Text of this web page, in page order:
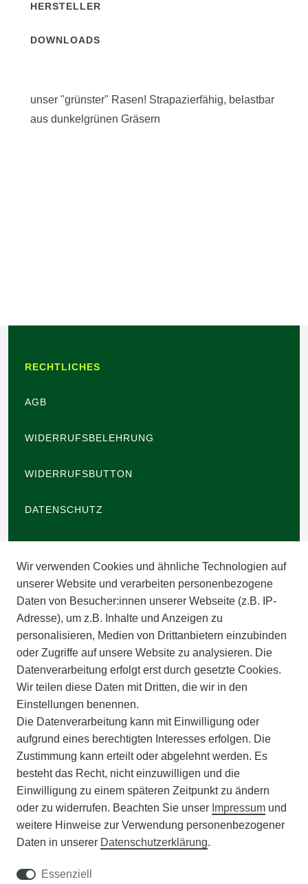
HERSTELLER
DOWNLOADS
unser "grünster" Rasen! Strapazierfähig, belastbar
aus dunkelgrünen Gräsern
RECHTLICHES
AGB
WIDERRUFSBELEHRUNG
WIDERRUFSBUTTON
DATENSCHUTZ
IMPRESSUM
INFORMATIONEN
ZAHLUNGSARTEN
VERSAND
BATTERIEENTSORGUNG
VERANSTALTUNGEN
APOTHEKERSCHRANK
WISSENSWERTES
Wir verwenden Cookies und ähnliche Technologien auf
unserer Website und verarbeiten personenbezogene
Daten von Besucher:innen unserer Webseite (z.B. IP-
Adresse), um z.B. Inhalte und Anzeigen zu
personalisieren, Medien von Drittanbietern einzubinden
oder Zugriffe auf unsere Website zu analysieren. Die
Datenverarbeitung erfolgt erst durch gesetzte Cookies.
Wir teilen diese Daten mit Dritten, die wir in den
Einstellungen benennen.
Die Datenverarbeitung kann mit Einwilligung oder
aufgrund eines berechtigten Interesses erfolgen. Die
Zustimmung kann erteilt oder abgelehnt werden. Es
besteht das Recht, nicht einzuwilligen und die
Einwilligung zu einem späteren Zeitpunkt zu ändern
oder zu widerrufen. Beachten Sie unser Impressum und
weitere Hinweise zur Verwendung personenbezogener
Daten in unserer Daten­schutz­erklärung.
Essenziell